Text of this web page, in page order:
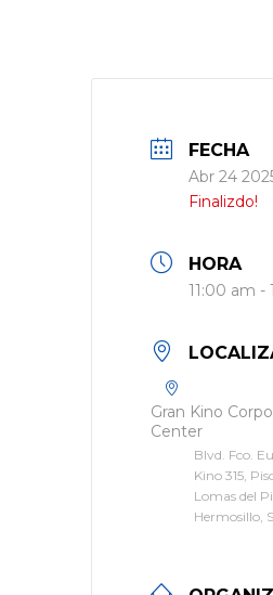
FECHA
Abr 24
Finalizdo!
HORA
11:00 am -
Gran Kino
Center
Blvd. Fco.
Kino 315,
Lomas del
Hermosillo,